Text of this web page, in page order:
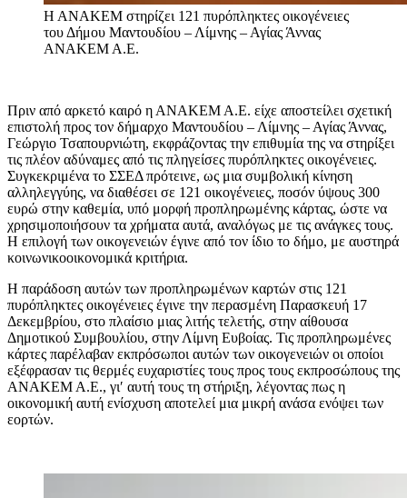
Η ΑΝΑΚΕΜ στηρίζει 121 πυρόπληκτες οικογένειες
του Δήμου Μαντουδίου – Λίμνης – Αγίας Άννας
ΑΝΑΚΕΜ Α.Ε.
Πριν από αρκετό καιρό η ΑΝΑΚΕΜ Α.Ε. είχε αποστείλει σχετική
επιστολή προς τον δήμαρχο Μαντουδίου – Λίμνης – Αγίας Άννας,
Γεώργιο Τσαπουρνιώτη, εκφράζοντας την επιθυμία της να στηρίξει
τις πλέον αδύναμες από τις πληγείσες πυρόπληκτες οικογένειες.
Συγκεκριμένα το ΣΣΕΔ πρότεινε, ως μια συμβολική κίνηση
αλληλεγγύης, να διαθέσει σε 121 οικογένειες, ποσόν ύψους 300
ευρώ στην καθεμία, υπό μορφή προπληρωμένης κάρτας, ώστε να
χρησιμοποιήσουν τα χρήματα αυτά, αναλόγως με τις ανάγκες τους.
Η επιλογή των οικογενειών έγινε από τον ίδιο το δήμο, με αυστηρά
κοινωνικοοικονομικά κριτήρια.
Η παράδοση αυτών των προπληρωμένων καρτών στις 121
πυρόπληκτες οικογένειες έγινε την περασμένη Παρασκευή 17
Δεκεμβρίου, στο πλαίσιο μιας λιτής τελετής, στην αίθουσα
Δημοτικού Συμβουλίου, στην Λίμνη Ευβοίας. Τις προπληρωμένες
κάρτες παρέλαβαν εκπρόσωποι αυτών των οικογενειών οι οποίοι
εξέφρασαν τις θερμές ευχαριστίες τους προς τους εκπροσώπους της
ΑΝΑΚΕΜ Α.Ε., γι′ αυτή τους τη στήριξη, λέγοντας πως η
οικονομική αυτή ενίσχυση αποτελεί μια μικρή ανάσα ενόψει των
εορτών.